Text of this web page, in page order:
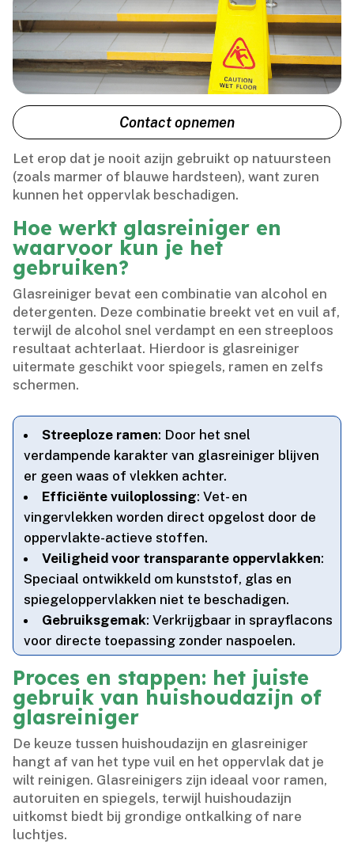
Contact opnemen
Let erop dat je nooit azijn gebruikt op natuursteen
(zoals marmer of blauwe hardsteen), want zuren
kunnen het oppervlak beschadigen.​
Hoe werkt glasreiniger en
waarvoor kun je het
gebruiken?
Glasreiniger bevat een combinatie van alcohol en
detergenten.​ Deze combinatie breekt vet en vuil af,
terwijl de alcohol snel verdampt en een streeploos
resultaat achterlaat.​ Hierdoor is glasreiniger
uitermate geschikt voor spiegels, ramen en zelfs
schermen.​
Streeploze ramen: Door het snel
verdampende karakter van glasreiniger blijven
er geen waas of vlekken achter.​
Efficiënte vuiloplossing: Vet- en
vingervlekken worden direct opgelost door de
oppervlakte-actieve stoffen.​
Veiligheid voor transparante oppervlakken:
Speciaal ontwikkeld om kunststof, glas en
spiegeloppervlakken niet te beschadigen.​
Gebruiksgemak: Verkrijgbaar in sprayflacons
voor directe toepassing zonder naspoelen.​
Proces en stappen: het juiste
gebruik van huishoudazijn of
glasreiniger
De keuze tussen huishoudazijn en glasreiniger
hangt af van het type vuil en het oppervlak dat je
wilt reinigen.​ Glasreinigers zijn ideaal voor ramen,
autoruiten en spiegels, terwijl huishoudazijn
uitkomst biedt bij grondige ontkalking of nare
luchtjes.​